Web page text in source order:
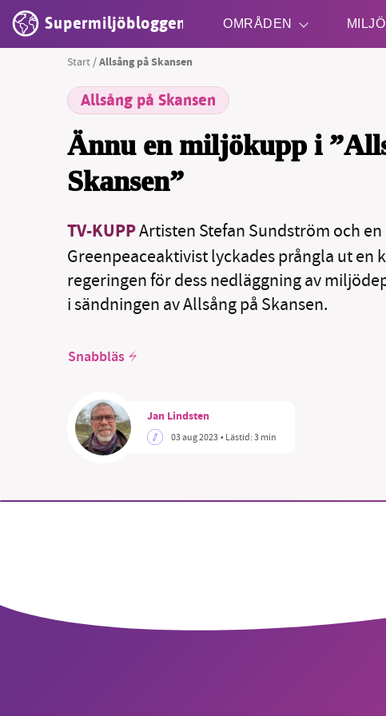
Supermiljöbloggen OMRÅDEN
Shift + S
Start /Allsång på Skansen
Allsång på Skansen
Ännu en miljökupp i
Skansen”
TV-KUPPArtisten Stefan Sundström och en
Greenpeaceaktivist lyckades prångla ut en
regeringen för dess nedläggning av
i sändningen av Allsång på Skansen.
Snabbläs
Jan Lindsten
03 aug 2023• Lästid:3 min
SMB